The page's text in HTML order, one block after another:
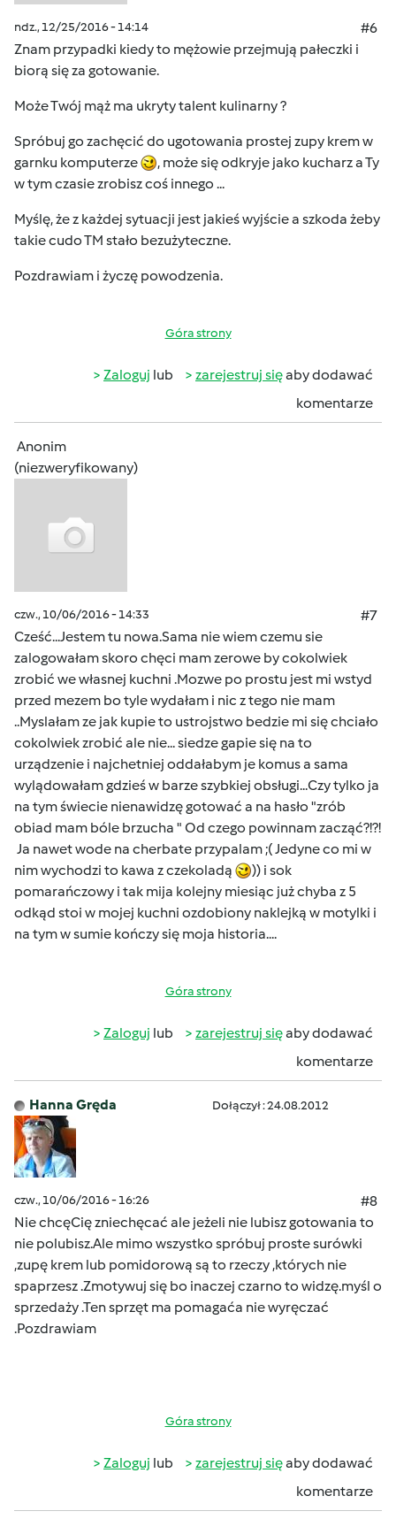
ndz., 12/25/2016 - 14:14
#6
Znam przypadki kiedy to mężowie przejmują pałeczki i
biorą się za gotowanie.
Może Twój mąż ma ukryty talent kulinarny ?
Spróbuj go zachęcić do ugotowania prostej zupy krem w
garnku komputerze
, może się odkryje jako kucharz a Ty
w tym czasie zrobisz coś innego ...
Myślę, że z każdej sytuacji jest jakieś wyjście a szkoda żeby
takie cudo TM stało bezużyteczne.
Pozdrawiam i życzę powodzenia.
Góra strony
Zaloguj lub zarejestruj sięaby dodawać
komentarze
Anonim
(niezweryfikowany)
czw., 10/06/2016 - 14:33
#7
Cześć...Jestem tu nowa.Sama nie wiem czemu sie
zalogowałam skoro chęci mam zerowe by cokolwiek
zrobić we własnej kuchni .Mozwe po prostu jest mi wstyd
przed mezem bo tyle wydałam i nic z tego nie mam
..Myslałam ze jak kupie to ustrojstwo bedzie mi się chciało
cokolwiek zrobić ale nie... siedze gapie się na to
urządzenie i najchetniej oddałabym je komus a sama
wylądowałam gdzieś w barze szybkiej obsługi...Czy tylko ja
na tym świecie nienawidzę gotować a na hasło "zrób
obiad mam bóle brzucha " Od czego powinnam zacząć?!?!
Ja nawet wode na cherbate przypalam ;( Jedyne co mi w
nim wychodzi to kawa z czekoladą
)) i sok
pomarańczowy i tak mija kolejny miesiąc już chyba z 5
odkąd stoi w mojej kuchni ozdobiony naklejką w motylki i
na tym w sumie kończy się moja historia....
Góra strony
Zaloguj lub zarejestruj sięaby dodawać
komentarze
Hanna Gręda Dołączył : 24.08.2012
czw., 10/06/2016 - 16:26
#8
Nie chcęCię zniechęcać ale jeżeli nie lubisz gotowania to
nie polubisz.Ale mimo wszystko spróbuj proste surówki
,zupę krem lub pomidorową są to rzeczy ,których nie
spaprzesz .Zmotywuj się bo inaczej czarno to widzę.myśl o
sprzedaży .Ten sprzęt ma pomagaća nie wyręczać
.Pozdrawiam
Góra strony
Zaloguj lub zarejestruj sięaby dodawać
komentarze